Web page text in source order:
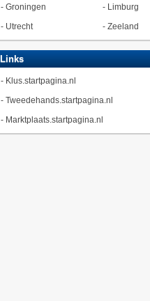
- Groningen - Limburg
- Utrecht - Zeeland
Links
- Klus.startpagina.nl
- Tweedehands.startpagina.nl
- Marktplaats.startpagina.nl